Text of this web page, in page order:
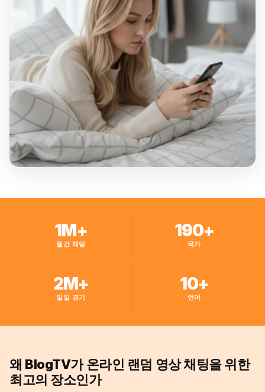
1M+
월간 채팅
190+
국가
2M+
일일 경기
10+
언어
왜 BlogTV가 온라인 랜덤 영상 채팅을 위한
최고의 장소인가